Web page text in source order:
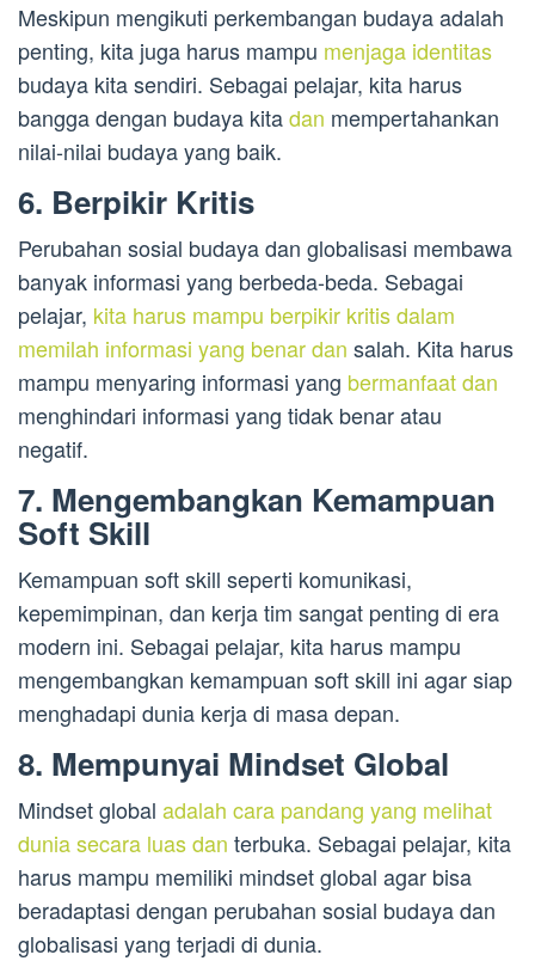
Meskipun mengikuti perkembangan budaya adalah
penting, kita juga harus mampu menjaga identitas
budaya kita sendiri. Sebagai pelajar, kita harus
bangga dengan budaya kitadan mempertahankan
nilai-nilai budaya yang baik.
6. Berpikir Kritis
Perubahan sosial budaya dan globalisasi membawa
banyak informasi yang berbeda-beda. Sebagai
pelajar, kita harus mampu berpikir kritis dalam
memilah informasi yang benar dan salah. Kita harus
mampu menyaring informasi yang bermanfaat dan
menghindari informasi yang tidak benar atau
negatif.
7. Mengembangkan Kemampuan
Soft Skill
Kemampuan soft skill seperti komunikasi,
kepemimpinan, dan kerja tim sangat penting di era
modern ini. Sebagai pelajar, kita harus mampu
mengembangkan kemampuan soft skill ini agar siap
menghadapi dunia kerja di masa depan.
8. Mempunyai Mindset Global
Mindset global adalah cara pandang yang melihat
dunia secara luas dan terbuka. Sebagai pelajar, kita
harus mampu memiliki mindset global agar bisa
beradaptasi dengan perubahan sosial budaya dan
globalisasi yang terjadi di dunia.